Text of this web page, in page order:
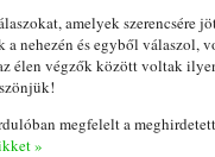
amelyek szerencsére
nehezén és egyből válaszol,
élen végzők között voltak
megfelelt a
»